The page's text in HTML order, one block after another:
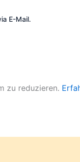
E-Mail.
zu reduzieren.